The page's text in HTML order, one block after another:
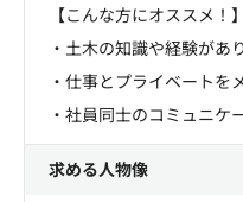
【こんな方にオススメ！】
・土木の知識や経験があ
・仕事とプライベートを
・社員同士のコミュニケ
求める人物像